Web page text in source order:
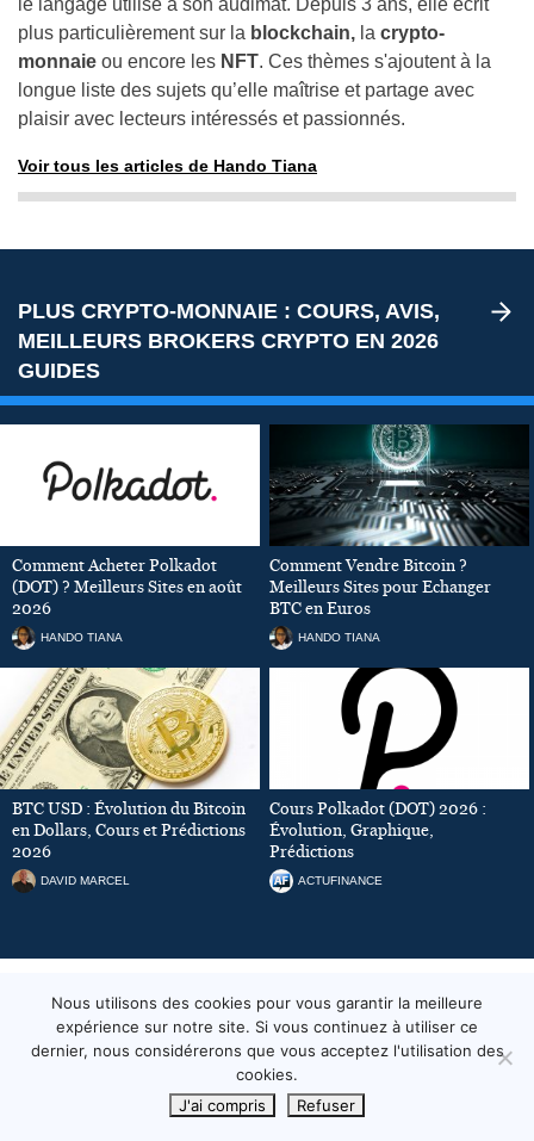
le langage utilisé à son audimat. Depuis 3 ans, elle écrit
plus particulièrement sur la blockchain, la crypto-
monnaie ou encore les NFT. Ces thèmes s'ajoutent à la
longue liste des sujets qu’elle maîtrise et partage avec
plaisir avec lecteurs intéressés et passionnés.
Voir tous les articles de Hando Tiana
PLUS CRYPTO-MONNAIE : COURS, AVIS,
MEILLEURS BROKERS CRYPTO EN 2026
GUIDES
Comment Acheter Polkadot
(DOT) ? Meilleurs Sites en août
2026
HANDO TIANA
Comment Vendre Bitcoin ?
Meilleurs Sites pour Echanger
BTC en Euros
HANDO TIANA
BTC USD : Évolution du Bitcoin
en Dollars, Cours et Prédictions
2026
DAVID MARCEL
Cours Polkadot (DOT) 2026 :
Évolution, Graphique,
Prédictions
ACTUFINANCE
DERNIÈRES ACTUALITÉS
Nous utilisons des cookies pour vous garantir la meilleure
expérience sur notre site. Si vous continuez à utiliser ce
dernier, nous considérerons que vous acceptez l'utilisation des
cookies.
J'ai compris
Refuser